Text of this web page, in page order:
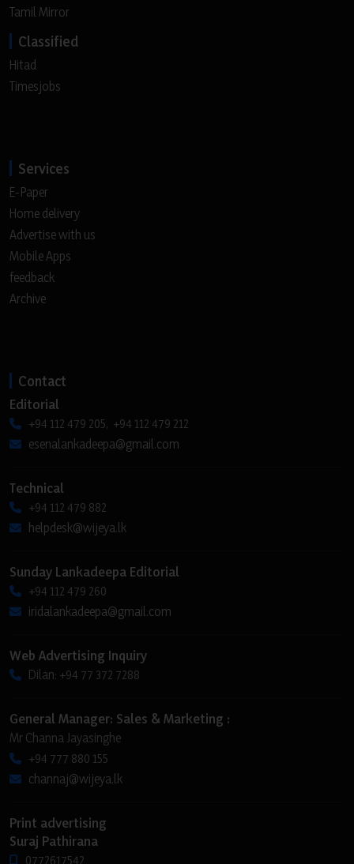
Tamil Mirror
Classified
Hitad
Timesjobs
Services
E-Paper
Home delivery
Advertise with us
Mobile Apps
feedback
Archive
Contact
Editorial
+94 112 479 205, +94 112 479 212
esenalankadeepa@gmail.com
Technical
+94 112 479 882
helpdesk@wijeya.lk
Sunday Lankadeepa Editorial
+94 112 479 260
iridalankadeepa@gmail.com
Web Advertising Inquiry
Dilan: +94 77 372 7288
General Manager: Sales & Marketing :
Mr Channa Jayasinghe
+94 777 880 155
channaj@wijeya.lk
Print advertising
Suraj Pathirana
0772617542